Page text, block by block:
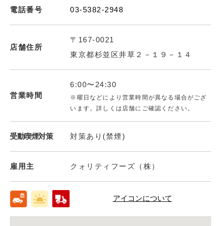
電話番号 03-5382-2948
店舗住所
〒167-0021
東京都杉並区井草２－１９－１４
営業時間
6:00〜24:30
※曜日などにより営業時間が異なる場合がござ
います。詳しくは店舗にご確認ください。
受動喫煙対策 対策あり(禁煙)
雇用主 クォリティフーズ（株）
アイコンについて